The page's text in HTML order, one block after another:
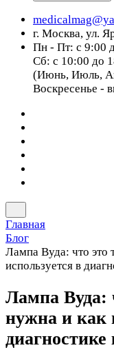
г. Москва, ул.
Пн - Пт: с 9:00
Сб: с 10:00 до
(Июнь, Июль,
Воскресенье -
Главная
Блог
Лампа Вуда: что это
используется в
Лампа Вуда:
нужна и как